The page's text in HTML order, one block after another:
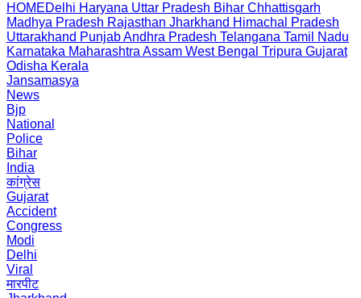
HOMEDelhi Haryana Uttar Pradesh Bihar Chhattisgarh
Madhya Pradesh Rajasthan Jharkhand Himachal Pradesh
Uttarakhand PunjabAndhra Pradesh Telangana Tamil Nadu
Karnataka Maharashtra Assam West Bengal Tripura Gujarat
Odisha Kerala
Jansamasya
News
Bjp
National
Police
Bihar
India
कांग्रेस
Gujarat
Accident
Congress
Modi
Delhi
Viral
मारपीट